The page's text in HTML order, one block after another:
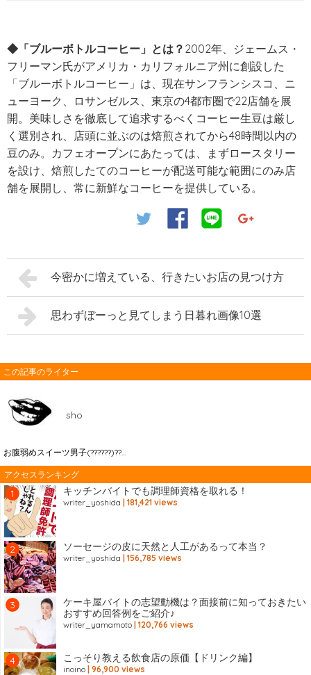
◆ 「ブルーボトルコーヒー」 とは？ 2002年、ジェームス・
フリーマン氏がアメリカ・カリフォルニア州に創設した
「ブルーボトルコーヒー」は、現在サンフランシスコ、ニ
ューヨーク、ロサンゼルス、東京の4都市圏で22店舗を展
開。美味しさを徹底して追求するべくコーヒー生豆は厳し
く選別され、店頭に並ぶのは焙煎されてから48時間以内の
豆のみ。カフェオープンにあたっては、まずロースタリー
を設け、焙煎したてのコーヒーが配送可能な範囲にのみ店
舗を展開し、常に新鮮なコーヒーを提供している。
今密かに増えている、行きたいお店の見つけ方
思わずぼーっと見てしまう日暮れ画像10選
この記事のライター
sho
お腹弱めスイーツ男子(??????)??...
アクセスランキング
キッチンバイトでも調理師資格を取れる！
writer_yoshida | 181,421 views
ソーセージの皮に天然と人工があるって本当？
writer_yoshida | 156,785 views
ケーキ屋バイトの志望動機は？面接前に知っておきたい
おすすめ回答例をご紹介♪
writer_yamamoto | 120,766 views
こっそり教える飲食店の原価【ドリンク編】
inoino | 96,900 views